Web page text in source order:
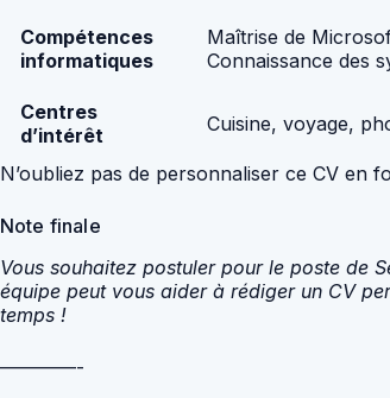
Compétences
informatiques
Maîtrise de
Connaissance des
Centres
d’intérêt
Cuisine, voyage,
N’oubliez pas de personnaliser ce CV en
Note finale
Vous souhaitez postuler pour le poste de
équipe peut vous aider à rédiger un CV
temps !
————-